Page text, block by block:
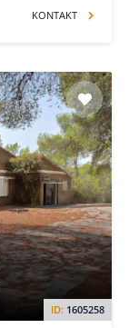
KONTAKT
ID: 1605258